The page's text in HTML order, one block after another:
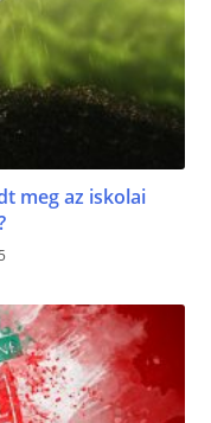
meg az iskolai